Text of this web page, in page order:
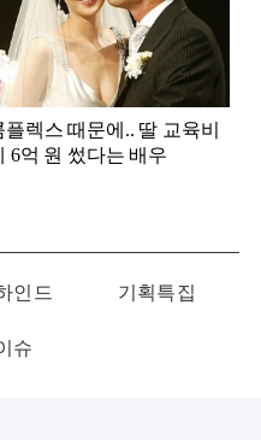
플렉스 때문에.. 딸 교육비
6억 원 썼다는 배우
인드 기획특집
슈